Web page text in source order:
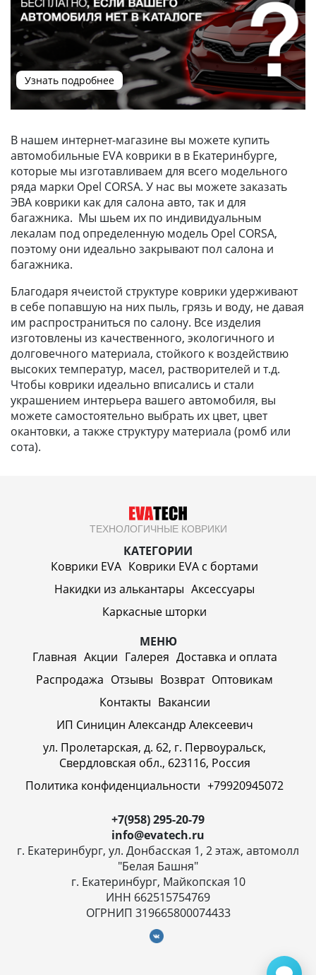
Узнать подробнее
В нашем интернет-магазине вы можете купить
автомобильные EVA коврики в в Екатеринбурге,
которые мы изготавливаем для всего модельного
ряда марки Opel CORSA. У нас вы можете заказать
ЭВА коврики как для салона авто, так и для
багажника. Мы шьем их по индивидуальным
лекалам под определенную модель Opel CORSA,
поэтому они идеально закрывают пол салона и
багажника.
Благодаря ячеистой структуре коврики удерживают
в себе попавшую на них пыль, грязь и воду, не давая
им распространиться по салону. Все изделия
изготовлены из качественного, экологичного и
долговечного материала, стойкого к воздействию
высоких температур, масел, растворителей и т.д.
Чтобы коврики идеально вписались и стали
украшением интерьера вашего автомобиля, вы
можете самостоятельно выбрать их цвет, цвет
окантовки, а также структуру материала (ромб или
сота).
ТЕХНОЛОГИЧНЫЕ КОВРИКИ
КАТЕГОРИИ
Коврики EVA Коврики EVA c бортами
Накидки из алькантары Аксессуары
Каркасные шторки
МЕНЮ
Главная Акции Галерея Доставка и оплата
Распродажа Отзывы Возврат Оптовикам
Контакты Вакансии
ИП Синицин Александр Алексеевич
ул. Пролетарская, д. 62, г. Первоуральск,
Свердловская обл., 623116, Россия
Политика конфиденциальности +79920945072
+7(958) 295-20-79
info@evatech.ru
г. Екатеринбург, ул. Донбасская 1, 2 этаж, автомолл
"Белая Башня"
г. Екатеринбург, Майкопская 10
ИНН 662515754769
ОГРНИП 319665800074433